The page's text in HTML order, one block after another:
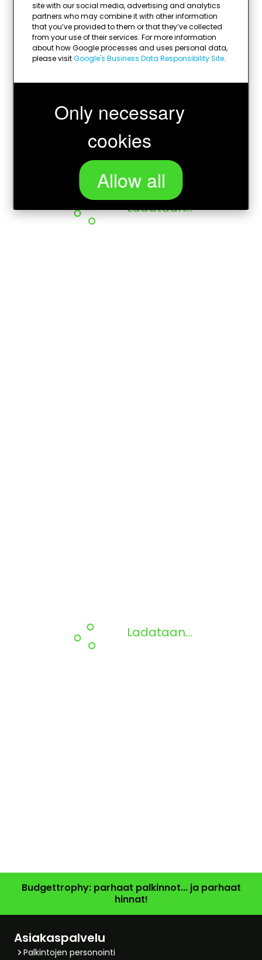
site with our social media, advertising and analytics
partners who may combine it with other information
that you’ve provided to them or that they’ve collected
from your use of their services. For more information
about how Google processes and uses personal data,
please visitGoogle's Business Data Responsibility Site.
Only necessary
cookies
Allow all
Ladataan...
Ladataan...
Budgettrophy: parhaat palkinnot... ja parhaat
hinnat!
Asiakaspalvelu
Palkintojen personointi